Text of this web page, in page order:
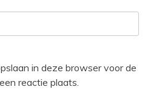
in deze browser voor de
reactie plaats.